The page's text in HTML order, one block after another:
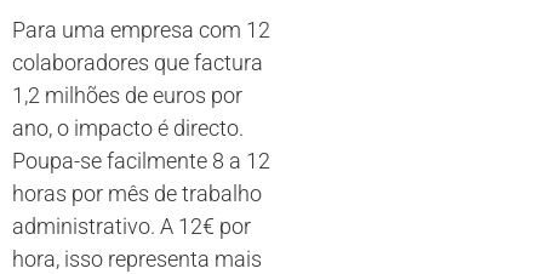
Para uma empresa com 12
colaboradores que factura
1,2 milhões de euros por
ano, o impacto é directo.
Poupa-se facilmente 8 a 12
horas por mês de trabalho
administrativo. A 12€ por
hora, isso representa mais